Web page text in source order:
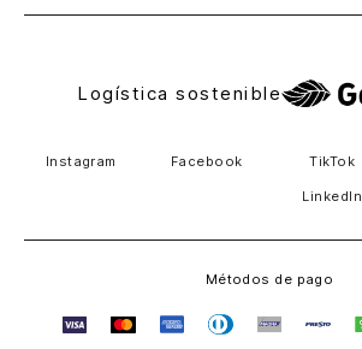
Logística sostenible
Instagram Facebook TikTok
LinkedIn
Métodos de pago